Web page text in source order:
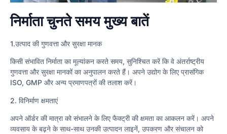
निर्माता चुनते समय मुख्य बातें
1.उत्पाद की गुणवत्ता और सुरक्षा मानक
किसी संभावित निर्माता का मूल्यांकन करते समय, सुनिश्चित करें कि वे अंतर्राष्ट्रीय
गुणवत्ता और सुरक्षा मानकों का अनुपालन करते हैं। अपने उद्योग के लिए प्रासंगिक
ISO, GMP और अन्य प्रमाणपत्रों की तलाश करें।
2. विनिर्माण क्षमताएं
अपने ऑर्डर की मात्रा को संभालने के लिए फैक्ट्री की क्षमता का आकलन करें। अपने
व्यवसाय के बढ़ने के साथ-साथ उनकी उत्पादन लाइनें, उपकरण और संचालन को